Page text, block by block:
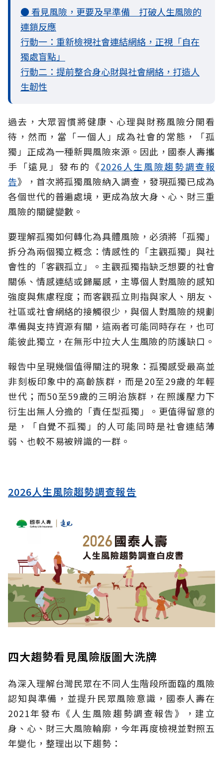
● 看見風險，更要及早準備 打破人生風險的
連鎖反應
行動一：重新檢視社會連結網絡，正視「自在
獨處盲點」
行動二：提前整合身心財與社會網絡，打造人
生韌性
過去，大眾習慣將健康、心理與財務風險分開看
待，然而，當「一個人」成為社會的常態，「孤
獨」正成為一種新興風險來源。因此，國泰人壽攜
手「遠見」發布的《2026人生風險趨勢調查報
告》，首次將孤獨風險納入調查，發現孤獨已成為
各個世代的普遍處境，更成為放大身、心、財三重
風險的關鍵變數。
要理解孤獨如何轉化為具體風險，必須將「孤獨」
拆分為兩個獨立概念：情感性的「主觀孤獨」與社
會性的「客觀孤立」。主觀孤獨指缺乏想要的社會
關係、情感連結或歸屬感，主導個人對風險的感知
強度與焦慮程度；而客觀孤立則指與家人、朋友、
社區或社會網絡的接觸很少，與個人對風險的規劃
準備與支持資源有關，這兩者可能同時存在，也可
能彼此獨立，在無形中拉大人生風險的防護缺口。
報告中呈現幾個值得關注的現象：孤獨感受最高並
非刻板印象中的高齡族群，而是20至29歲的年輕
世代；而50至59歲的三明治族群，在照護壓力下
衍生出無人分擔的「責任型孤獨」。更值得留意的
是，「自覺不孤獨」的人可能同時是社會連結薄
弱、也較不易被辨識的一群。
2026人生風險趨勢調查報告
四大趨勢看見風險版圖大洗牌
為深入理解台灣民眾在不同人生階段所面臨的風險
認知與準備，並提升民眾風險意識，國泰人壽在
2021年發布《人生風險趨勢調查報告》，建立
身、心、財三大風險輪廓，今年再度檢視並對照五
年變化，整理出以下趨勢：